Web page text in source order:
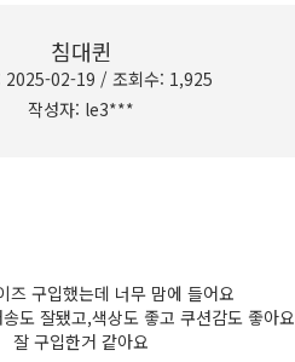
침대퀸
2025-02-19 / 조회수: 1,925
작성자: le3***
즈 구입했는데 너무 맘에 들어요
도 잘됐고,색상도 좋고 쿠션감도 좋아요
잘 구입한거 같아요